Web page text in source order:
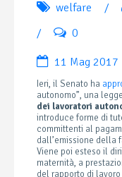
welfare /
/
0
11 Mag 2017
Ieri, il Senato ha
autonomo”, una
dei lavoratori
introduce forme di
committenti al
dall’emissione della
Viene poi esteso il
maternità, a
del rapporto di